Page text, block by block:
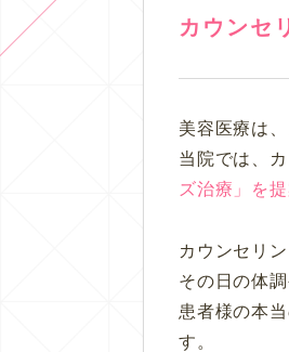
カウンセ
美容医療は、
当院では、
ズ治療」を
カウンセリ
その日の体
患者様の本
す。